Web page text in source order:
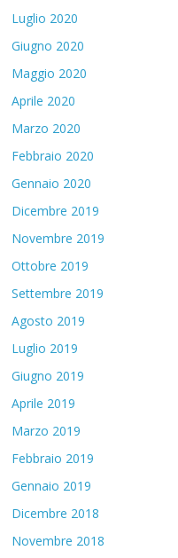
Luglio 2020
Giugno 2020
Maggio 2020
Aprile 2020
Marzo 2020
Febbraio 2020
Gennaio 2020
Dicembre 2019
Novembre 2019
Ottobre 2019
Settembre 2019
Agosto 2019
Luglio 2019
Giugno 2019
Aprile 2019
Marzo 2019
Febbraio 2019
Gennaio 2019
Dicembre 2018
Novembre 2018